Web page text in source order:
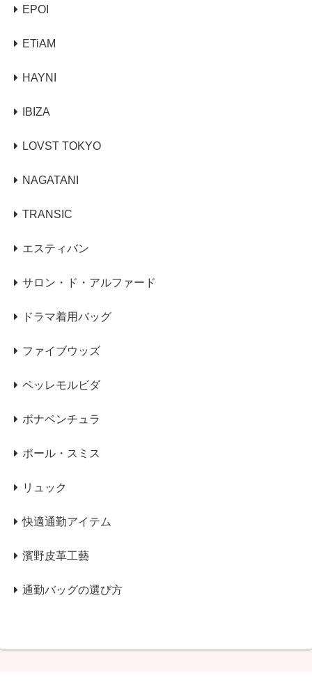
EPOI
ETiAM
HAYNI
IBIZA
LOVST TOKYO
NAGATANI
TRANSIC
エスティバン
サロン・ド・アルファード
ドラマ着用バッグ
ファイブウッズ
ペッレモルビダ
ボナベンチュラ
ポール・スミス
リュック
快適通勤アイテム
濱野皮革工藝
通勤バッグの選び方